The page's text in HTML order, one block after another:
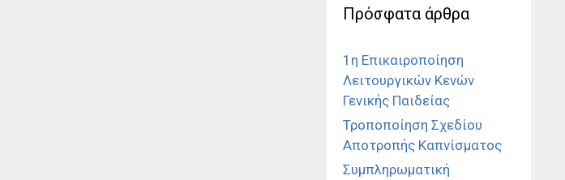
Πρόσφατα άρθρα
1η Επικαιροποίηση
Λειτουργικών Κενών
Γενικής Παιδείας
Τροποποίηση Σχεδίου
Αποτροπής Καπνίσματος
Συμπληρωματική